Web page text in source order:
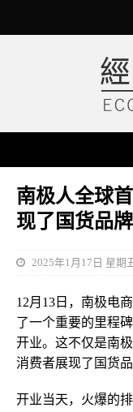
南极人全球
现了国货品
2025年1月17日 星期
12月13日，南极电
了一个重要的里程
开业。这不仅是南
消费者展现了国货
开业当天，火爆的